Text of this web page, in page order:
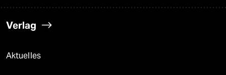
Verlag
Aktuelles